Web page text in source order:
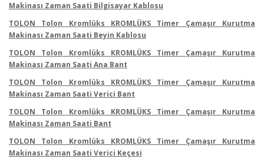
Makinası Zaman Saati Bilgisayar Kablosu
TOLON Tolon Kromlüks KROMLÜKS Timer Çamaşır Kurutma
Makinası Zaman Saati Beyin Kablosu
TOLON Tolon Kromlüks KROMLÜKS Timer Çamaşır Kurutma
Makinası Zaman Saati Ana Bant
TOLON Tolon Kromlüks KROMLÜKS Timer Çamaşır Kurutma
Makinası Zaman Saati Verici Bant
TOLON Tolon Kromlüks KROMLÜKS Timer Çamaşır Kurutma
Makinası Zaman Saati Bant
TOLON Tolon Kromlüks KROMLÜKS Timer Çamaşır Kurutma
Makinası Zaman Saati Verici Keçesi